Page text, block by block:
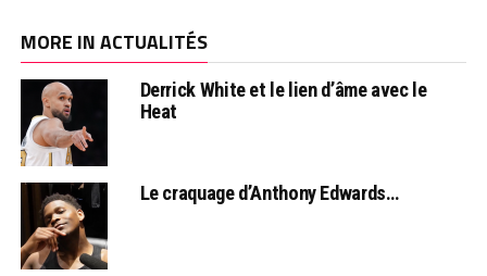
MORE IN ACTUALITÉS
Derrick White et le lien d’âme avec le
Heat
Le craquage d’Anthony Edwards…